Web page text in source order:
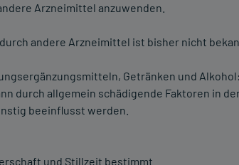
Arzneimittel anzuwenden.
andere Arzneimittel ist bisher nicht
Getränken und Alkohol:
durch allgemein schädigende Faktoren in
beeinflusst werden.
und Stillzeit bestimmt.